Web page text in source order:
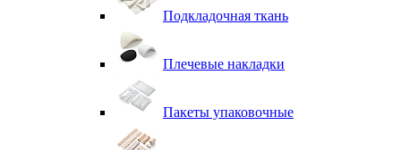
Подкладочная ткань
Плечевые накладки
Пакеты упаковочные